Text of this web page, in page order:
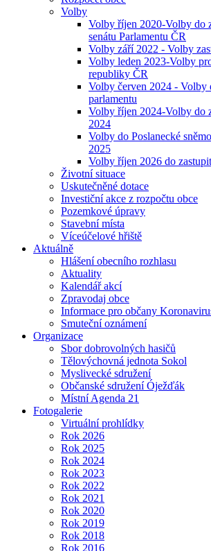
Volby
Volby říjen 2020-Volby do
senátu Parlamentu ČR
Volby září 2022 - Volby
Volby leden 2023-Volby
republiky ČR
Volby červen 2024 - Volby
parlamentu
Volby říjen 2024-Volby do
2024
Volby do Poslanecké
2025
Volby říjen 2026 do
Životní situace
Uskutečněné dotace
Investiční akce z rozpočtu obce
Pozemkové úpravy
Stavební místa
Víceúčelové hřiště
Aktuálně
Hlášení obecního rozhlasu
Aktuality
Kalendář akcí
Zpravodaj obce
Informace pro občany
Smuteční oznámení
Organizace
Sbor dobrovolných hasičů
Tělovýchovná jednota Sokol
Myslivecké sdružení
Občanské sdružení Óježďák
Místní Agenda 21
Fotogalerie
Virtuální prohlídky
Rok 2026
Rok 2025
Rok 2024
Rok 2023
Rok 2022
Rok 2021
Rok 2020
Rok 2019
Rok 2018
Rok 2016